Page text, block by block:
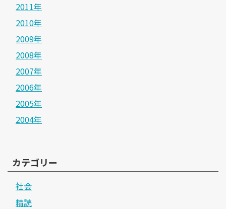
2011年
2010年
2009年
2008年
2007年
2006年
2005年
2004年
カテゴリー
社会
精読